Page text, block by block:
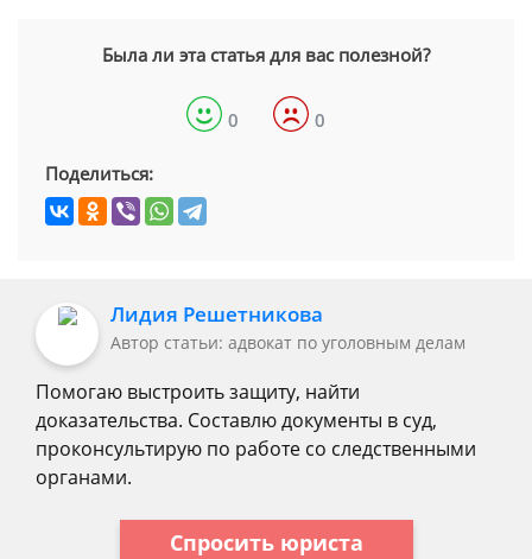
Была ли эта статья для вас полезной?
0 0
Поделиться:
Лидия Решетникова
Автор статьи: адвокат по уголовным делам
Помогаю выстроить защиту, найти
доказательства. Составлю документы в суд,
проконсультирую по работе со следственными
органами.
Спросить юриста